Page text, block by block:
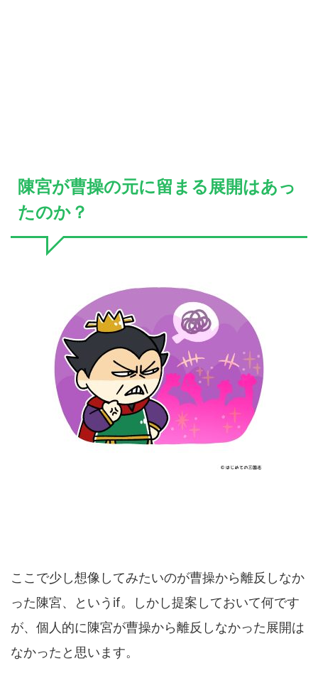
陳宮が曹操の元に留まる展開はあっ
たのか？
ここで少し想像してみたいのが曹操から離反しなか
った陳宮、というif。しかし提案しておいて何です
が、個人的に陳宮が曹操から離反しなかった展開は
なかったと思います。